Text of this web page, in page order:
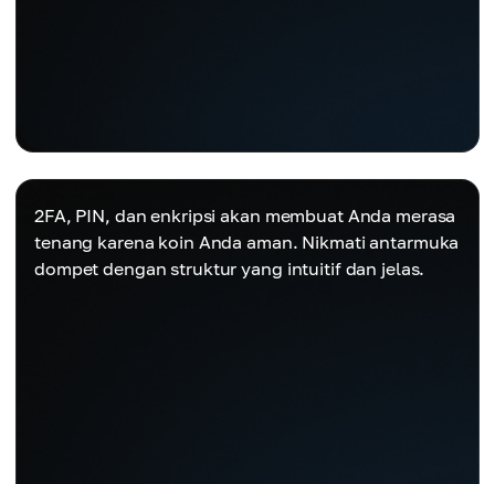
2FA, PIN, dan enkripsi akan membuat Anda merasa
tenang karena koin Anda aman. Nikmati antarmuka
dompet dengan struktur yang intuitif dan jelas.